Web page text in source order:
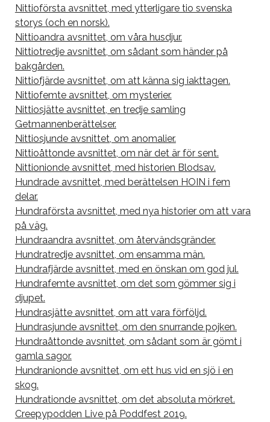
Nittioförsta avsnittet, med ytterligare tio svenska
storys (och en norsk).
Nittioandra avsnittet, om våra husdjur.
Nittiotredje avsnittet, om sådant som händer på
bakgården.
Nittiofjärde avsnittet, om att känna sig iakttagen.
Nittiofemte avsnittet, om mysterier.
Nittiosjätte avsnittet, en tredje samling
Getmannenberättelser.
Nittiosjunde avsnittet, om anomalier.
Nittioåttonde avsnittet, om när det är för sent.
Nittionionde avsnittet, med historien Blodsav.
Hundrade avsnittet, med berättelsen HOIN i fem
delar.
Hundraförsta avsnittet, med nya historier om att vara
på väg.
Hundraandra avsnittet, om återvändsgränder.
Hundratredje avsnittet, om ensamma män.
Hundrafjärde avsnittet, med en önskan om god jul.
Hundrafemte avsnittet, om det som gömmer sig i
djupet.
Hundrasjätte avsnittet, om att vara förföljd.
Hundrasjunde avsnittet, om den snurrande pojken.
Hundraåttonde avsnittet, om sådant som är gömt i
gamla sagor.
Hundranionde avsnittet, om ett hus vid en sjö i en
skog.
Hundrationde avsnittet, om det absoluta mörkret.
Creepypodden Live på Poddfest 2019.